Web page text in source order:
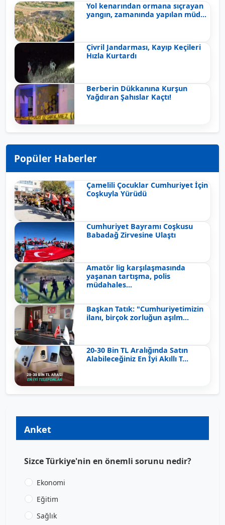
Yol kenarından ormana sıçrayan
yangın, zamanında yapılan müd...
Çivril Jandarması, Kayıp Keçileri
Hızla Kurtardı
Berberin Dükkanına Kurşun
Yağdıran Şahıslar Kaçtı!
Popüler Haberler
Çamelili Çocuklar Cumhuriyet İçin
Coşkuyla Yürüdü
Cumhuriyet Bayramı Coşkusu
Babadağ Zirvesine Ulaştı
Amatör lig karşılaşmasında
yaşanan tartışma, polis
müdahales...
Başkan Tatık: "Cumhuriyetimizin
ilanı, birçok zorluğun aşılm...
20-30 Bin TL Aralığında Satın
Alabileceğiniz En İyi Akıllı T...
Anket
Sizce Türkiye'nin en önemli sorunu nedir?
Ekonomi
Eğitim
Sağlık